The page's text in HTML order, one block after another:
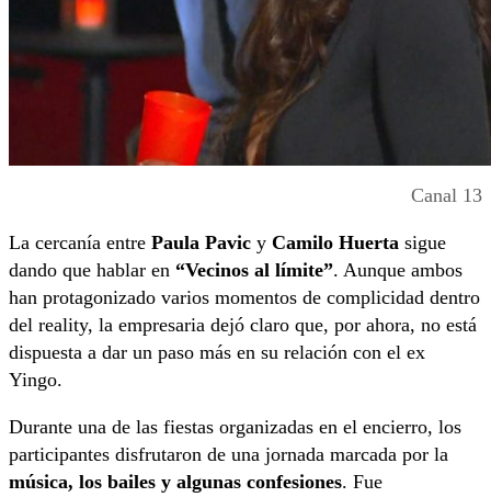
Canal 13
La cercanía entre Paula Pavic y Camilo Huerta sigue
dando que hablar en “Vecinos al límite”. Aunque ambos
han protagonizado varios momentos de complicidad dentro
del reality, la empresaria dejó claro que, por ahora, no está
dispuesta a dar un paso más en su relación con el ex
Yingo.
Durante una de las fiestas organizadas en el encierro, los
participantes disfrutaron de una jornada marcada por la
música, los bailes y algunas confesiones. Fue